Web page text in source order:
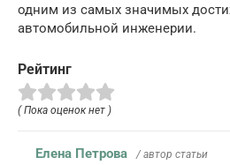
одним из самых значимых
автомобильной инженерии.
Рейтинг
( Пока оценок нет )
Елена Петрова / автор статьи